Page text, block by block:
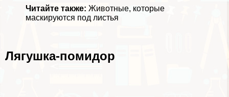
Читайте также: Животные, которые
маскируются под листья
Лягушка-помидор